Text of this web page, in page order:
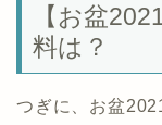
【お盆
料は？
つぎに、お盆